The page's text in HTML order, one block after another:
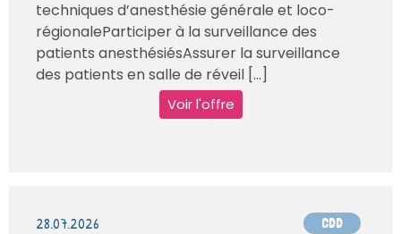
techniques d’anesthésie générale et loco-
régionaleParticiper à la surveillance des
patients anesthésiésAssurer la surveillance
des patients en salle de réveil [...]
Voir l'offre
28.07.2026 CDD